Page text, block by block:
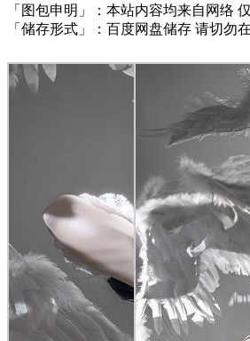
「图包申明」：本站内容均来自网络
「储存形式」：百度网盘储存 请切勿